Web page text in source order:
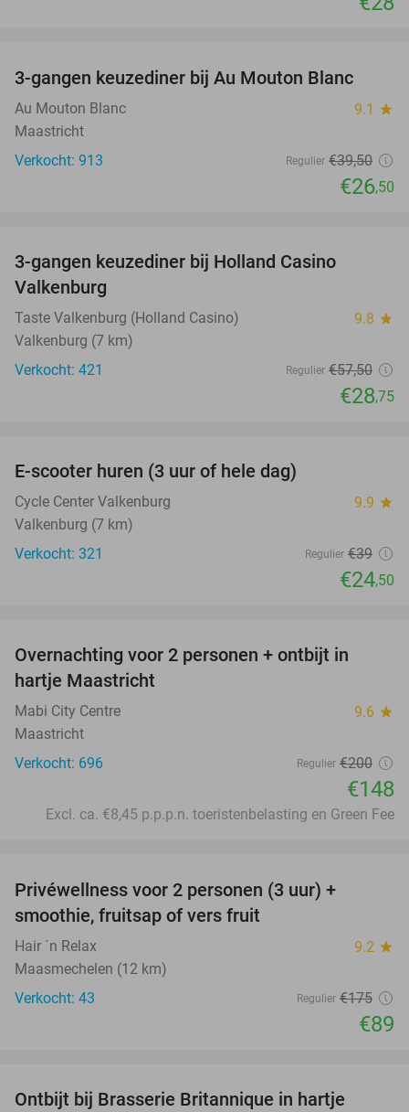
33%
3-gangen keuzediner bij Au Mouton Blanc
Au Mouton Blanc 9.1 star
Maastricht
Verkocht: 913
Regulier €39,50
€26,50
3-gangen keuzediner bij Holland Casino
Valkenburg
Taste Valkenburg (Holland Casino) 9.8 star
Valkenburg (7 km)
Verkocht: 421
Regulier €57,50
€28,75
E-scooter huren (3 uur of hele dag)
Cycle Center Valkenburg 9.9 star
Valkenburg (7 km)
Verkocht: 321
Regulier €39
€24,50
Overnachting voor 2 personen + ontbijt in
hartje Maastricht
Mabi City Centre 9.6 star
Maastricht
Verkocht: 696
Regulier €200
€148
Excl. ca. €8,45 p.p.p.n. toeristenbelasting en Green Fee
Privéwellness voor 2 personen (3 uur) +
smoothie, fruitsap of vers fruit
Hair ´n Relax 9.2 star
Maasmechelen (12 km)
Verkocht: 43
Regulier €175
€89
Ontbijt bij Brasserie Britannique in hartje